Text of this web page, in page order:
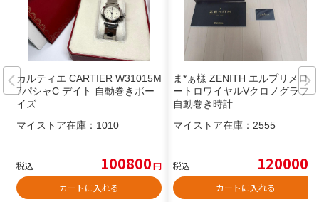
カルティエ CARTIER W31015M
7パシャC デイト 自動巻きボー
イズ
マイストア在庫： 1010
税込 100800円
カートに入れる
ま*ぁ様 ZENITH エルプリメロポ
ートロワイヤルVクロノグラフ
自動巻き時計
マイストア在庫： 2555
税込 120000
カートに入れる